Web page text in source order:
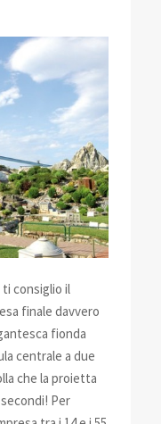
consiglio il
finale davvero
fionda
centrale a due
che la proietta
Per